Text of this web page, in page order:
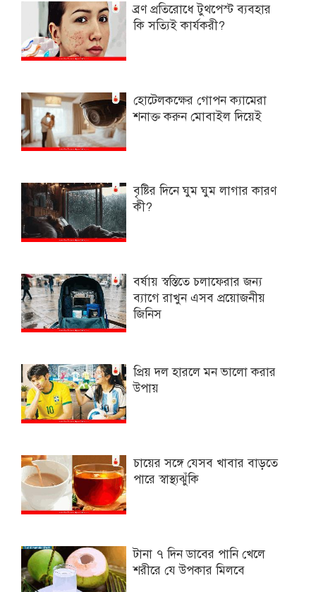
ব্রণ প্রতিরোধে টুথপেস্ট ব্যবহার
কি সত্যিই কার্যকরী?
হোটেলকক্ষের গোপন ক্যামেরা
শনাক্ত করুন মোবাইল দিয়েই
বৃষ্টির দিনে ঘুম ঘুম লাগার কারণ
কী?
বর্ষায় স্বস্তিতে চলাফেরার জন্য
ব্যাগে রাখুন এসব প্রয়োজনীয়
জিনিস
প্রিয় দল হারলে মন ভালো করার
উপায়
চায়ের সঙ্গে যেসব খাবার বাড়তে
পারে স্বাস্থ্যঝুঁকি
টানা ৭ দিন ডাবের পানি খেলে
শরীরে যে উপকার মিলবে